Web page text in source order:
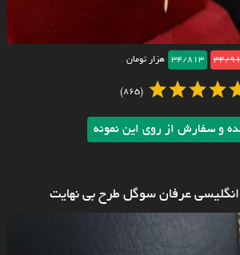
34/
34/813 هزار تومان
(865)
و سفارش از روی این نمونه
عرفان سوگل طرح بی نهایت